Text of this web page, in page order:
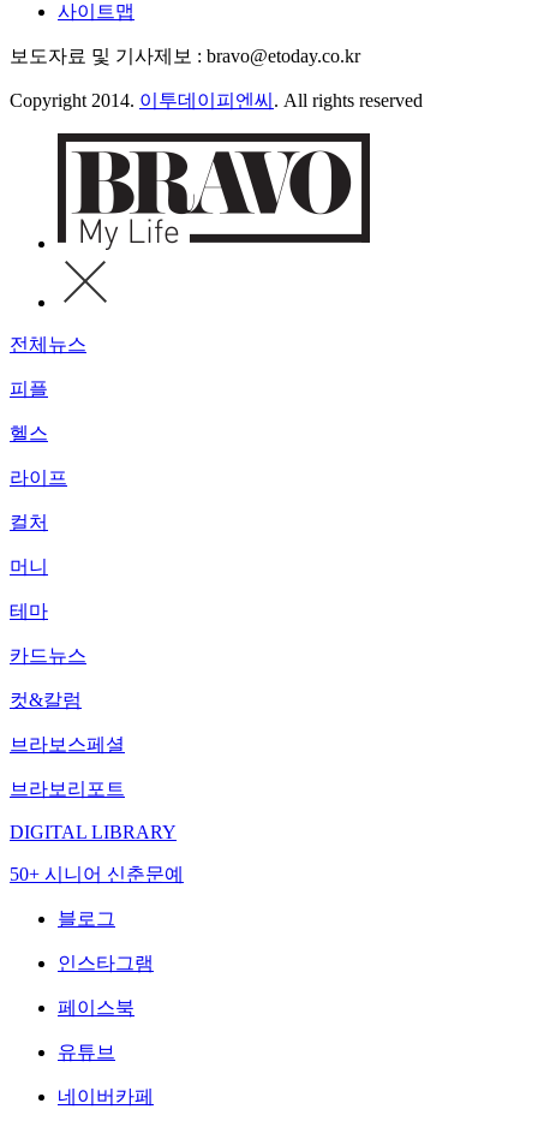
사이트맵
보도자료 및 기사제보 : bravo@etoday.co.kr
Copyright 2014. 이투데이피엔씨 . All rights reserved
전체뉴스
피플
헬스
라이프
컬처
머니
테마
카드뉴스
컷&칼럼
브라보스페셜
브라보리포트
DIGITAL LIBRARY
50+ 시니어 신춘문예
블로그
인스타그램
페이스북
유튜브
네이버카페